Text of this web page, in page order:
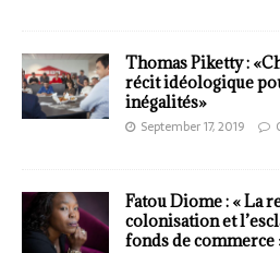
Thomas Piketty :
récit idéologique
inégalités»
September 17, 2019
Fatou Diome : « La
colonisation et
fonds de commerce